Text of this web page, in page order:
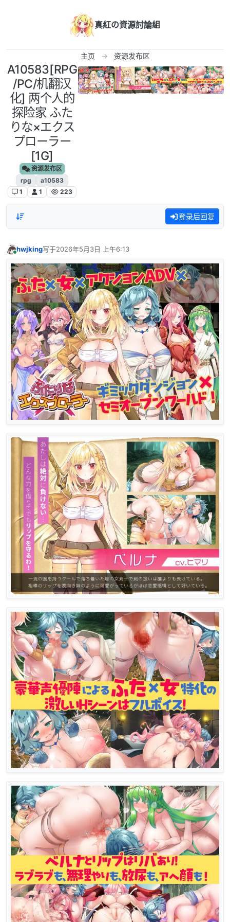
真紅の資源討論組
主页 资源发布区
A10583[RPG
/PC/机翻汉
化] 两个人的
探险家 ふた
りな×エクス
プローラー
[1G]
资源发布区
rpg
a10583
1
1 223
登录后回复
在线
hwjking写于2026年5月3日 上午6:13
最后由 编辑